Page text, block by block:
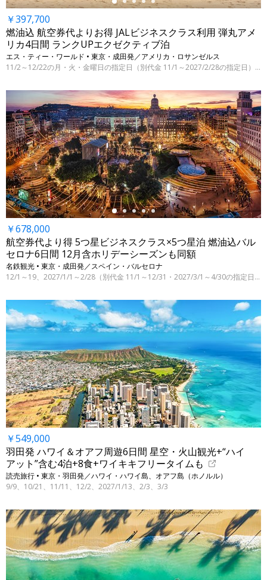
￥397,700
燃油込 航空券代よりお得 JALビジネスクラス利用 弾丸アメ
リカ4日間 ランクUPエクゼクティブ泊
エス・ティー・ワールド • 東京・成田発／アメリカ・ロサンゼルス
11/2～12/22の月・火・金曜日の指定日（別代金 11/1～2027/2/28の指定日）※7/29 9:00時点
←
￥678,000
航空券代より得 5つ星ビジネスクラス×5つ星泊 燃油込バル
セロナ6日間 12月含ホリデーシーズンも同額
名鉄観光 • 東京・成田発／スペイン・バルセロナ
12/1～19、2027/1/1～2/28（別代金 11/1～12/31・2027/3/1～4/30の指定日）
￥549,000
羽田発 ハワイ＆オアフ周遊6日間 星空・火山観光+“ハイ
アット”含む4泊+8食+ワイキキフリータイムも
読売旅行 • 東京・羽田発／ハワイ・ハワイ島、オアフ島（ホノルル）
9/9、10/21、11/11、12/2、2027/1/13、2/3、3/3
←